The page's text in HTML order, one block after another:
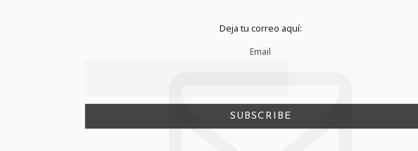
Deja tu correo aquí:
Email